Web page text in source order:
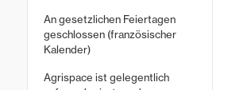
An gesetzlichen Feiertagen
geschlossen (französischer
Kalender)
Agrispace ist gelegentlich